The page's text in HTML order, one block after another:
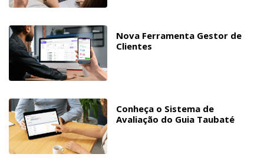
Nova Ferramenta Gestor de
Clientes
Conheça o Sistema de
Avaliação do Guia Taubaté